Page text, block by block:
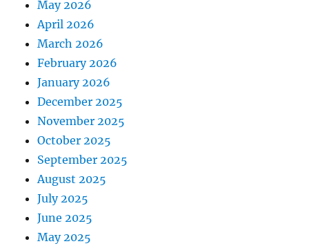
May 2026
April 2026
March 2026
February 2026
January 2026
December 2025
November 2025
October 2025
September 2025
August 2025
July 2025
June 2025
May 2025